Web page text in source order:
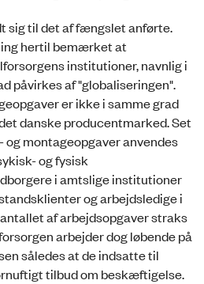
sig til det af fængslet anførte.
hertil bemærket at
institutioner, navnlig i
påvirkes af "globaliseringen".
er ikke i samme grad
danske producentmarked. Set
og montageopgaver anvendes
og fysisk
i amtslige institutioner
og arbejdsledige i
af arbejdsopgaver straks
arbejder dog løbende på
således at de indsatte til
tilbud om beskæftigelse.